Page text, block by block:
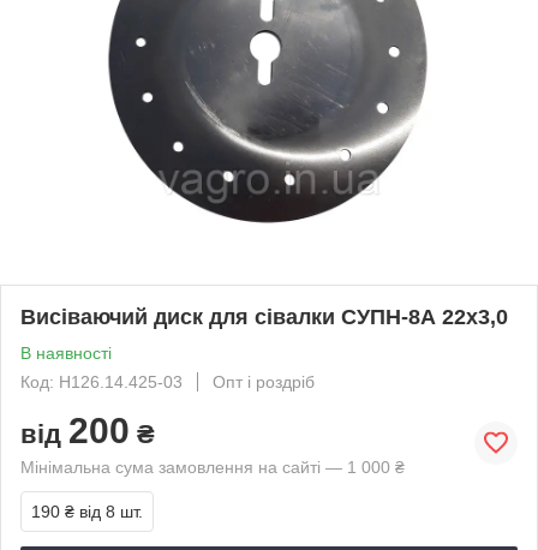
Висіваючий диск для сівалки СУПН-8А 22х3,0
В наявності
Код: Н126.14.425-03
Опт і роздріб
від 200 ₴
Мінімальна сума замовлення на сайті — 1 000 ₴
190 ₴ від 8 шт.